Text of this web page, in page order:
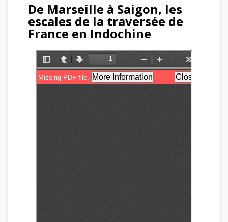
De Marseille à Saigon, les
escales de la traversée de
France en Indochine